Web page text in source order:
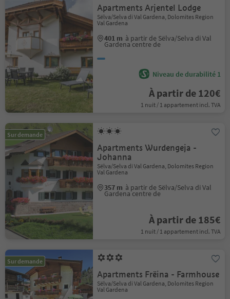
Apartments Arjentel Lodge
Sëlva/Selva di Val Gardena, Dolomites Region
Val Gardena
401 m à partir de Sëlva/Selva di Val
Gardena centre de
Niveau de durabilité 1
À partir de 120€
1 nuit / 1 appartement incl. TVA
Sur demande
Apartments Wurdengeja -
Johanna
Sëlva/Selva di Val Gardena, Dolomites Region
Val Gardena
357 m à partir de Sëlva/Selva di Val
Gardena centre de
À partir de 185€
1 nuit / 1 appartement incl. TVA
Sur demande
Apartments Frëina - Farmhouse
Sëlva/Selva di Val Gardena, Dolomites Region
Val Gardena